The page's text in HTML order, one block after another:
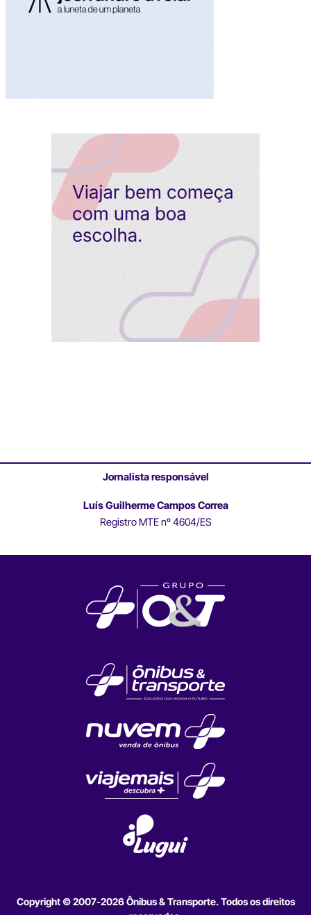
Jornalista responsável
Luís Guilherme Campos Correa
Registro MTE nº 4604/ES
Copyright © 2007-2026 Ônibus & Transporte. Todos os direitos